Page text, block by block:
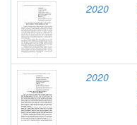
2020
2020